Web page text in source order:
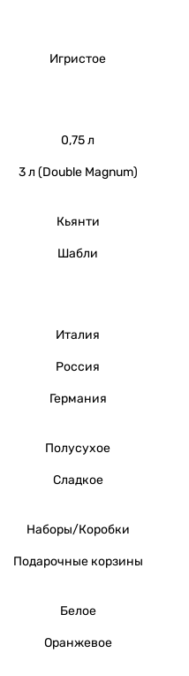
Игристое
0,75 л
3 л (Double Magnum)
Кьянти
Шабли
Италия
Россия
Германия
Полусухое
Сладкое
Наборы/Коробки
Подарочные корзины
Белое
Оранжевое